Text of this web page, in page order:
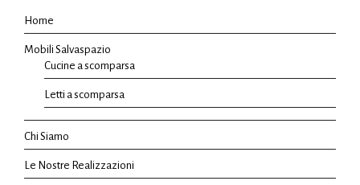
Home
Mobili Salvaspazio
Cucine a scomparsa
Letti a scomparsa
Chi Siamo
Le Nostre Realizzazioni